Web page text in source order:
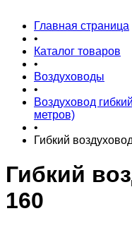
Главная страница
•
Каталог товаров
•
Воздуховоды
•
Воздуховод
метров)
•
Гибкий
Гибкий
160